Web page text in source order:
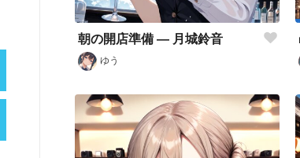
朝の開店準備 — 月城鈴音
ゆう